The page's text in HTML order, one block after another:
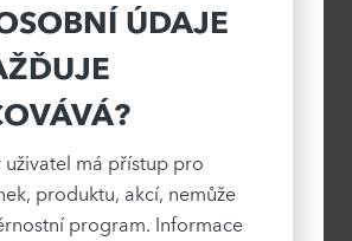
ÚDAJE
má přístup pro
produktu, akcí, nemůže
program. Informace